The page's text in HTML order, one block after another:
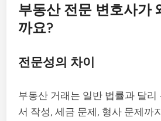
부동산 전문 변호사가
까요?
전문성의 차이
부동산 거래는 일반 법률과 달리
서 작성, 세금 문제, 형사 문제까